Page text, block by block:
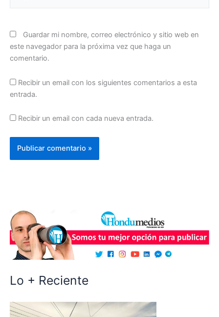
Guardar mi nombre, correo electrónico y sitio web en
este navegador para la próxima vez que haga un
comentario.
Recibir un email con los siguientes comentarios a esta
entrada.
Recibir un email con cada nueva entrada.
Lo + Reciente